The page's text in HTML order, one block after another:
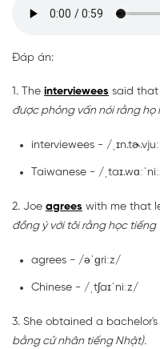
Đáp án:
1. The interviewees said that
được phỏng vấn nói rằng họ
interviewees - /
Taiwanese - /
2. Joe agrees with me that
đồng ý với tôi rằng học tiếng
agrees - /əˈɡriːz/
Chinese - /ˌtʃaɪˈniːz/
3. She obtained a bachelor's
bằng cử nhân tiếng Nhật).